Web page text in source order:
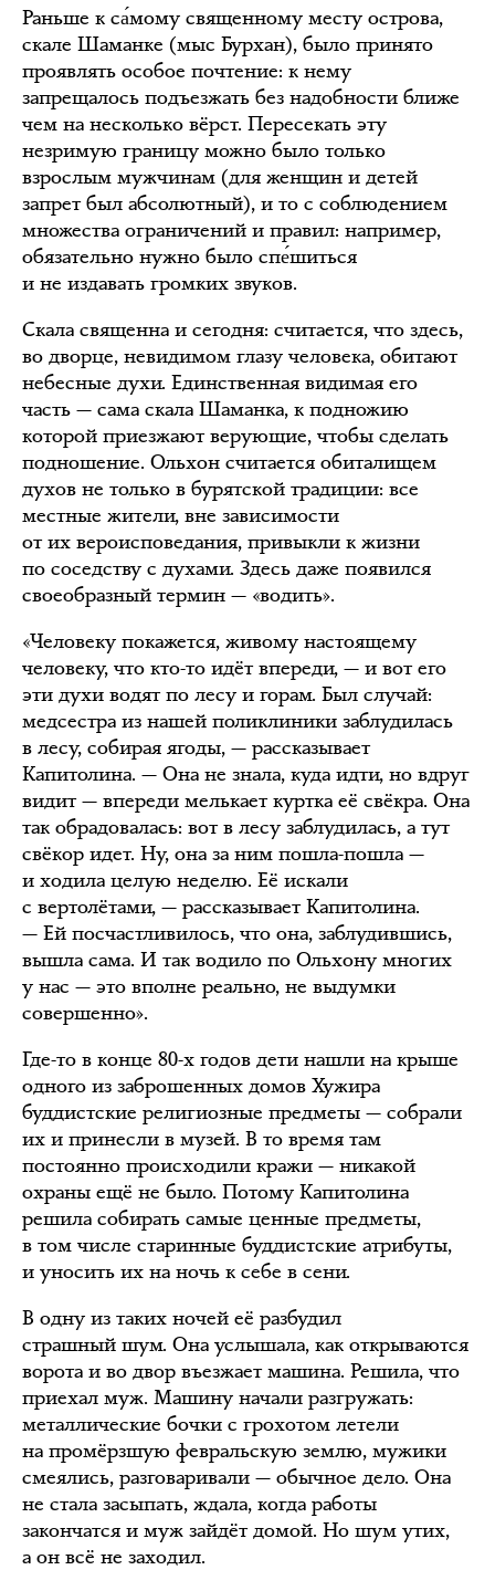
Раньше к са́мому священному месту острова,
скале Шаманке (мыс Бурхан), было принято
проявлять особое почтение: к нему
запрещалось подъезжать без надобности ближе
чем на несколько вёрст. Пересекать эту
незримую границу можно было только
взрослым мужчинам (для женщин и детей
запрет был абсолютный), и то с соблюдением
множества ограничений и правил: например,
обязательно нужно было спе́шиться
и не издавать громких звуков.
Скала священна и сегодня: считается, что здесь,
во дворце, невидимом глазу человека, обитают
небесные духи. Единственная видимая его
часть — сама скала Шаманка, к подножию
которой приезжают верующие, чтобы сделать
подношение. Ольхон считается обиталищем
духов не только в бурятской традиции: все
местные жители, вне зависимости
от их вероисповедания, привыкли к жизни
по соседству с духами. Здесь даже появился
своеобразный термин — «водить».
«Человеку покажется, живому настоящему
человеку, что кто-то идёт впереди, — и вот его
эти духи водят по лесу и горам. Был случай:
медсестра из нашей поликлиники заблудилась
в лесу, собирая ягоды, — рассказывает
Капитолина. — Она не знала, куда идти, но вдруг
видит — впереди мелькает куртка её свёкра. Она
так обрадовалась: вот в лесу заблудилась, а тут
свёкор идет. Ну, она за ним пошла-пошла —
и ходила целую неделю. Её искали
с вертолётами, — рассказывает Капитолина.
— Ей посчастливилось, что она, заблудившись,
вышла сама. И так водило по Ольхону многих
у нас — это вполне реально, не выдумки
совершенно».
Где-то в конце 80-х годов дети нашли на крыше
одного из заброшенных домов Хужира
буддистские религиозные предметы — собрали
их и принесли в музей. В то время там
постоянно происходили кражи — никакой
охраны ещё не было. Потому Капитолина
решила собирать самые ценные предметы,
в том числе старинные буддистские атрибуты,
и уносить их на ночь к себе в сени.
В одну из таких ночей её разбудил
страшный шум. Она услышала, как открываются
ворота и во двор въезжает машина. Решила, что
приехал муж. Машину начали разгружать:
металлические бочки с грохотом летели
на промёрзшую февральскую землю, мужики
смеялись, разговаривали — обычное дело. Она
не стала засыпать, ждала, когда работы
закончатся и муж зайдёт домой. Но шум утих,
а он всё не заходил.